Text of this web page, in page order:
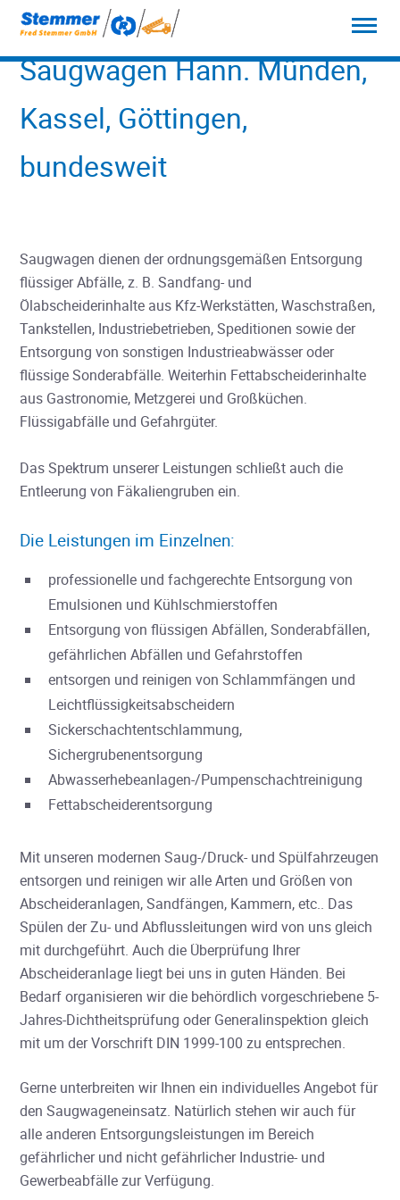
Saugwagen Hann. Münden,
Kassel, Göttingen,
bundesweit
Saugwagen dienen der ordnungsgemäßen Entsorgung
flüssiger Abfälle, z. B. Sandfang- und
Ölabscheiderinhalte aus Kfz-Werkstätten, Waschstraßen,
Tankstellen, Industriebetrieben, Speditionen sowie der
Entsorgung von sonstigen Industrieabwässer oder
flüssige Sonderabfälle. Weiterhin Fettabscheiderinhalte
aus Gastronomie, Metzgerei und Großküchen.
Flüssigabfälle und Gefahrgüter.
Das Spektrum unserer Leistungen schließt auch die
Entleerung von Fäkaliengruben ein.
Die Leistungen im Einzelnen:
professionelle und fachgerechte Entsorgung von
Emulsionen und Kühlschmierstoffen
Entsorgung von flüssigen Abfällen, Sonderabfällen,
gefährlichen Abfällen und Gefahrstoffen
entsorgen und reinigen von Schlammfängen und
Leichtflüssigkeitsabscheidern
Sickerschachtentschlammung,
Sichergrubenentsorgung
Abwasserhebeanlagen-/Pumpenschachtreinigung
Fettabscheiderentsorgung
Mit unseren modernen Saug-/Druck- und Spülfahrzeugen
entsorgen und reinigen wir alle Arten und Größen von
Abscheideranlagen, Sandfängen, Kammern, etc.. Das
Spülen der Zu- und Abflussleitungen wird von uns gleich
mit durchgeführt. Auch die Überprüfung Ihrer
Abscheideranlage liegt bei uns in guten Händen. Bei
Bedarf organisieren wir die behördlich vorgeschriebene 5-
Jahres-Dichtheitsprüfung oder Generalinspektion gleich
mit um der Vorschrift DIN 1999-100 zu entsprechen.
Gerne unterbreiten wir Ihnen ein individuelles Angebot für
den Saugwageneinsatz. Natürlich stehen wir auch für
alle anderen Entsorgungsleistungen im Bereich
gefährlicher und nicht gefährlicher Industrie- und
Gewerbeabfälle zur Verfügung.